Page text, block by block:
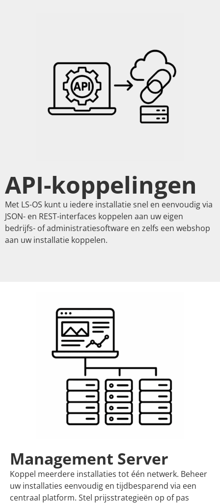
API-koppelingen
Met LS-OS kunt u iedere installatie snel en eenvoudig via
JSON- en REST-interfaces koppelen aan uw eigen
bedrijfs- of administratiesoftware en zelfs een webshop
aan uw installatie koppelen.
Management Server
Koppel meerdere installaties tot één netwerk. Beheer
uw installaties eenvoudig en tijdbesparend via een
centraal platform. Stel prijsstrategieën op of pas